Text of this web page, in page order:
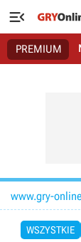

PREMIUM
www.gry-
WSZYSTKIE